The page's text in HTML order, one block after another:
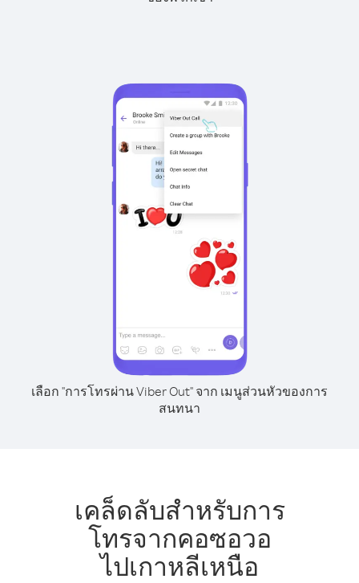
เลือก "การโทรผ่าน Viber Out" จาก เมนูส่วนหัวของการ
สนทนา
เคล็ดลับสำหรับการ
โทรจากคอซอวอ
ไปเกาหลีเหนือ